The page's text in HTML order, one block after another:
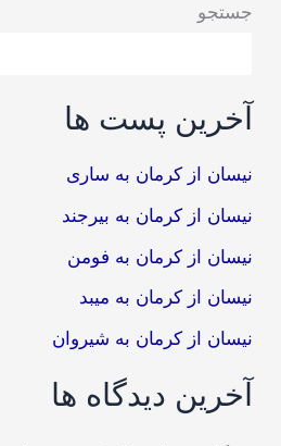
جستجو
آخرین پست ها
نیسان از کرمان به ساری
نیسان از کرمان به بیرجند
نیسان از کرمان به فومن
نیسان از کرمان به میبد
نیسان از کرمان به شیروان
آخرین دیدگاه ها